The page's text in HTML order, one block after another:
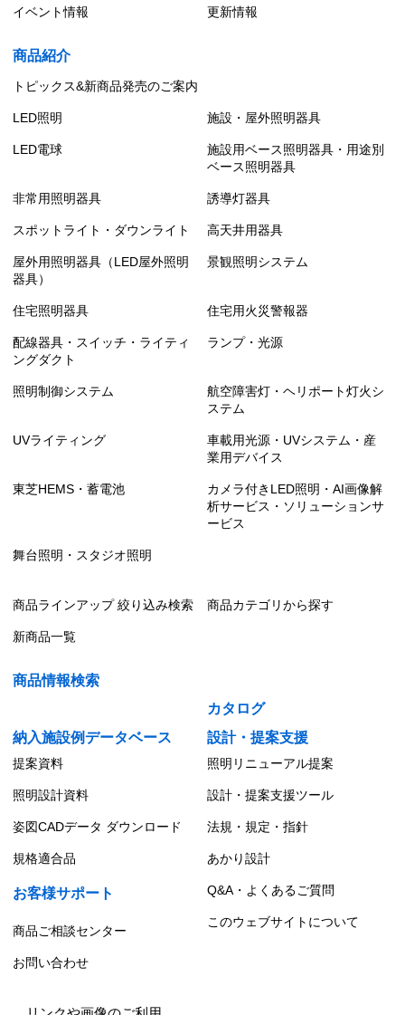
イベント情報 更新情報
商品紹介
トピックス&新商品発売のご案内
LED照明 施設・屋外照明器具
LED電球
施設用ベース照明器具・用途別
ベース照明器具
非常用照明器具 誘導灯器具
スポットライト・ダウンライト 高天井用器具
屋外用照明器具（LED屋外照明
器具）
景観照明システム
住宅照明器具 住宅用火災警報器
配線器具・スイッチ・ライティ
ングダクト
ランプ・光源
照明制御システム
航空障害灯・ヘリポート灯火シ
ステム
UVライティング
車載用光源・UVシステム・産
業用デバイス
東芝HEMS・蓄電池
カメラ付きLED照明・AI画像解
析サービス・ソリューションサ
ービス
舞台照明・スタジオ照明
商品ラインアップ 絞り込み検索 商品カテゴリから探す
新商品一覧
商品情報検索
カタログ
納入施設例データベース
設計・提案支援
提案資料 照明リニューアル提案
照明設計資料 設計・提案支援ツール
姿図CADデータ ダウンロード 法規・規定・指針
規格適合品 あかり設計
お客様サポート Q&A・よくあるご質問
商品ご相談センター
このウェブサイトについて
お問い合わせ